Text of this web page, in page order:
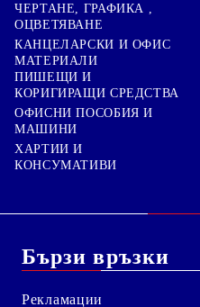
ЧЕРТАНЕ, ГРАФИКА ,
ОЦВЕТЯВАНЕ
КАНЦЕЛАРСКИ И ОФИС
МАТЕРИАЛИ
ПИШЕЩИ И
КОРИГИРАЩИ СРЕДСТВА
ОФИСНИ ПОСОБИЯ И
МАШИНИ
ХАРТИИ И
КОНСУМАТИВИ
Бързи връзки
Рекламации